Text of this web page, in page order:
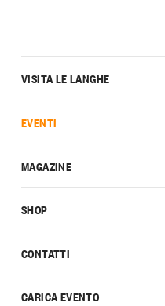
CONTATTI
CARICA EVENTO
VISITA LE LANGHE
EVENTI
MAGAZINE
SHOP